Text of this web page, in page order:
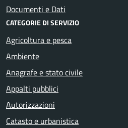
Documenti e Dati
CATEGORIE DI SERVIZIO
Agricoltura e pesca
Ambiente
Anagrafe e stato civile
Appalti pubblici
Autorizzazioni
Catasto e urbanistica